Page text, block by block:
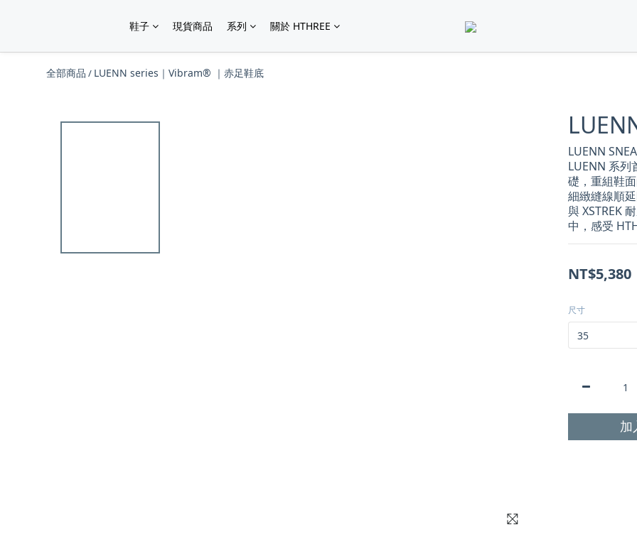
鞋子 現貨商品 系列 關於 HTHREE
全部商品 / LUENN series｜Vibram® ｜赤足鞋底
LUENN
LUENN 系
礎，重組鞋
細緻縫線順
與 XSTREK
中，感受
NT$5,380
尺寸
加